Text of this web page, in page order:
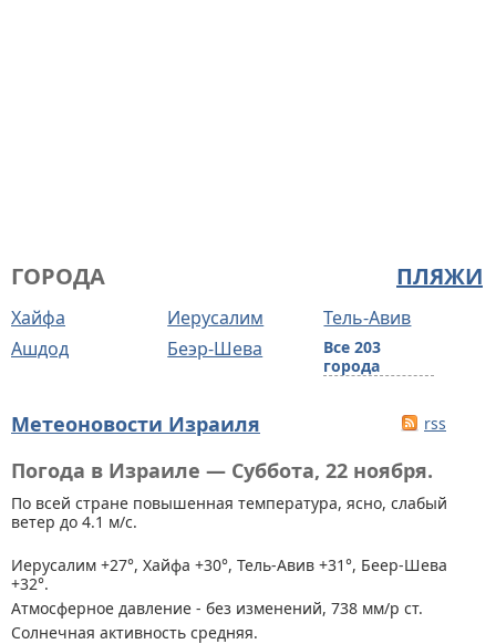
ПЛЯЖИ
ГОРОДА
Хайфа Иерусалим
Тель-Авив
Ашдод
Беэр-Шева
Все 203
города
Метеоновости Израиля rss
Погода в Израиле — Суббота, 22 ноября.
По всей стране повышенная температура, ясно, слабый
ветер до 4.1 м/с.
Иерусалим +27°, Хайфа +30°, Тель-Авив +31°, Беер-Шева
+32°.
Атмосферное давление - без изменений, 738 мм/р ст.
Солнечная активность средняя.